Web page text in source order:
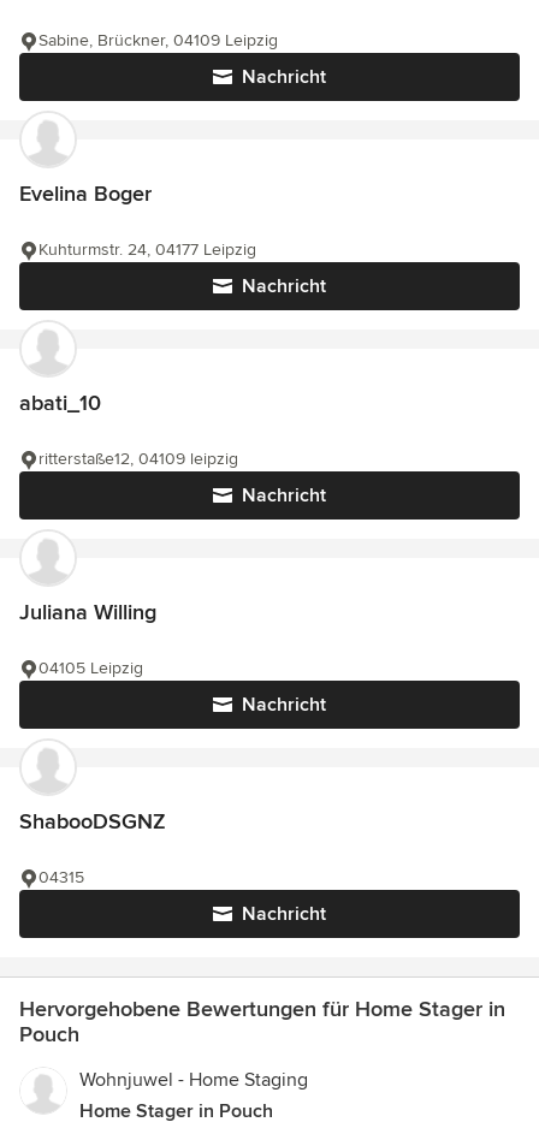
Nachricht
Sabine, Brückner, 04109 Leipzig
Evelina Boger
Nachricht
Kuhturmstr. 24, 04177 Leipzig
abati_10
Nachricht
ritterstaße12, 04109 leipzig
Juliana Willing
Nachricht
04105 Leipzig
ShabooDSGNZ
Nachricht
04315
Hervorgehobene Bewertungen für Home Stager in
Pouch
Wohnjuwel - Home Staging
Home Stager in Pouch